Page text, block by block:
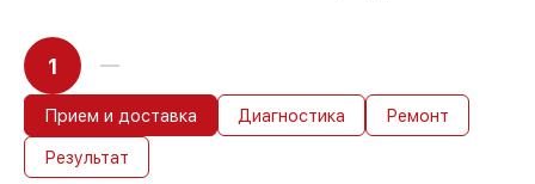
1
Прием и доставка Диагностика Ремонт
Результат